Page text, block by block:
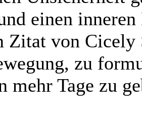
einen
Zitat von Cicely
zu
mehr Tage zu